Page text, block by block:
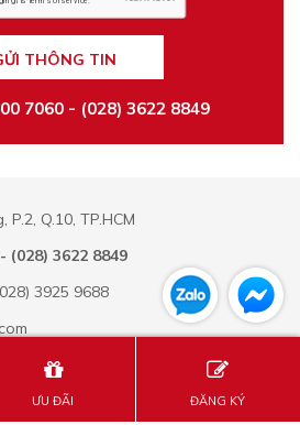
THÔNG TIN
7060 - (028) 3622 8849
Q.10, TP.HCM
(028) 3622 8849
3925 9688
doanh nghiệp số 0310635296 do Sở Kế
và Đầu tư TPHCM cấp.
ƯU ĐÃI ĐĂNG KÝ